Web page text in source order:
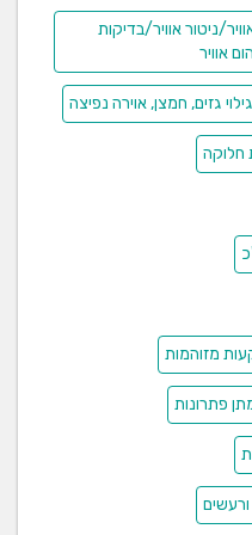
תעסוקתיות
אבק, אסבסט ועוד)
ועוד) גורמים ביולוגיים
ונוחות אקלימית
יעילות מנדפים.
לרשת
בהתקנה ופיתוח של
ניסיון בתחום
וותק של למעלה מ-20 שנה. חטיבת מיגון הקרינה
בהצלחה התקנת
ציבוריים, חברות
הינה מורכבת
ניטור אוויר/בדיקות
אוויר
גזים, חמצן, אוירה נפיצה
חלוקה
מזוהמות
פתרונות